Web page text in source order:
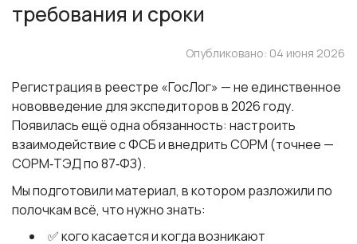
требования и сроки
Опубликовано: 04 июня 2026
Регистрация в реестре «ГосЛог» — не единственное
нововведение для экспедиторов в 2026 году.
Появилась ещё одна обязанность: настроить
взаимодействие с ФСБ и внедрить СОРМ (точнее —
СОРМ‑ТЭД по 87‑ФЗ).
Мы подготовили материал, в котором разложили по
полочкам всё, что нужно знать:
✅ кого касается и когда возникают